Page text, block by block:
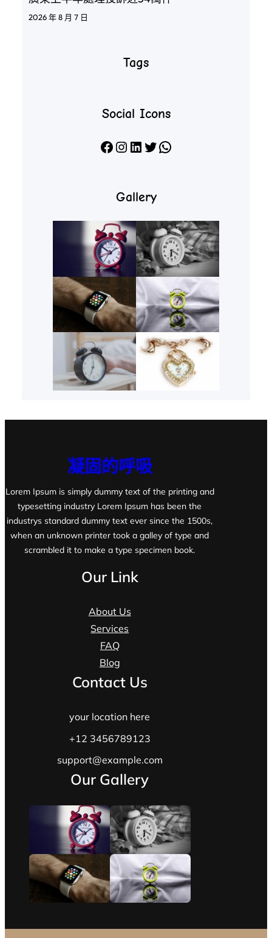
2026 年 8 月 7 日
Tags
Social Icons
Facebook Instagram LinkedIn X WhatsApp
Gallery
凝固的呼吸
Lorem Ipsum is simply dummy text of the printing and
typesetting industry Lorem Ipsum has been the
industrys standard dummy text ever since the 1500s,
when an unknown printer took a galley of type and
scrambled it to make a type specimen book.
Our Link
About Us
Services
FAQ
Blog
Contact Us
your location here
+12 3456789123
support@example.com
Our Gallery